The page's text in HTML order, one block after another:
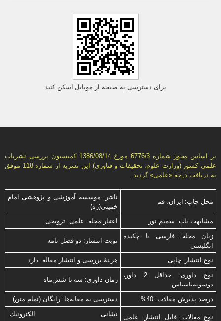
برای دسترسی به صفحه از موبایل اسکن کنید
بر اساس مجوز شماره 6776/3 مورخ 1386/08/14 كمیسیون بررسى نشریات
علمى كشور (وزارت علوم، تحقیقات و فناورى) این نشریه از شماره 118 موفق
به دریافت درجه «علمى» گردید.
محل چاپ: ایران، قم
ناشر: موسسه آموزشی و پژوهشی امام
خمینی(ره)
مشابهت ياب: سميم نور
اعتبار مجله: علمی ترویجی
زبان مجله: فارسی با چكیده
انگلیسی
نوبت انتشار: دو فصل نامه
نوع انتشار: چاپی
هزینۀ بررسی و انتشار مقاله: دارد
نوع داوری: حداقل 2 داور،
دوسویه‌ناشناس
زمان داوری: سه تا شش‌ماه
درصد پذیرش مقالات: 40% دسترسی به مقاله‌ها: رایگان (تمام متن)
نوع مقالات: قابل انتشار: علمی
نشانی الكترونیك: